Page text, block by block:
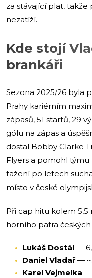
za stávající plat,
nezatíží.
Kde stojí
brankáři
Sezona 2025/26 byla
Prahy kariérním
zápasů, 51 startů, 29
gólu na zápas a
dostal Bobby Clarke
Flyers a pomohl
tažení po letech
místo v české
Při cap hitu kolem 5,5
horního patra
Lukáš Dostál —
Daniel Vladař—
Karel Vejmelka —